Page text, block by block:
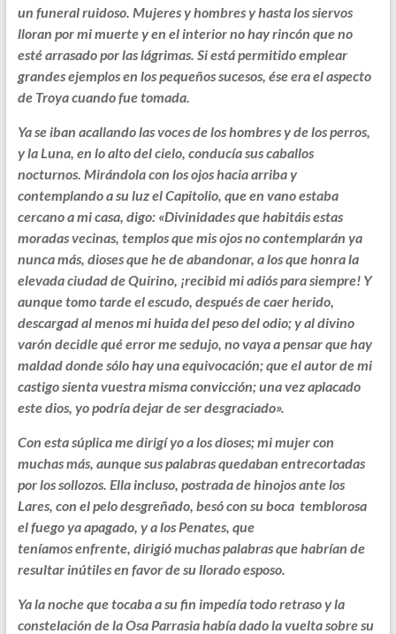
un funeral ruidoso. Mujeres y hombres y hasta los siervos
lloran por mi muerte y en el interior no hay rincón que no
esté arrasado por las lágrimas. Si está permitido emplear
grandes ejemplos en los pequeños sucesos, ése era el aspecto
de Troya cuando fue tomada.
Ya se iban acallando las voces de los hombres y de los perros,
y la Luna, en lo alto del cielo, conducía sus caballos
nocturnos. Mirándola con los ojos hacia arriba y
contemplando a su luz el Capitolio, que en vano estaba
cercano a mi casa, digo: «Divinidades que habitáis estas
moradas vecinas, templos que mis ojos no contemplarán ya
nunca más, dioses que he de abandonar, a los que honra la
elevada ciudad de Quirino, ¡recibid mi adiós para siempre! Y
aunque tomo tarde el escudo, después de caer herido,
descargad al menos mi huida del peso del odio; y al divino
varón decidle qué error me sedujo, no vaya a pensar que hay
maldad donde sólo hay una equivocación; que el autor de mi
castigo sienta vuestra misma convicción; una vez aplacado
este dios, yo podría dejar de ser desgraciado».
Con esta súplica me dirigí yo a los dioses; mi mujer con
muchas más, aunque sus palabras quedaban entrecortadas
por los sollozos. Ella incluso, postrada de hinojos ante los
Lares, con el pelo desgreñado, besó con su boca temblorosa
el fuego ya apagado, y a los Penates, que
teníamos enfrente, dirigió muchas palabras que habrían de
resultar inútiles en favor de su llorado esposo.
Ya la noche que tocaba a su fin impedía todo retraso y la
constelación de la Osa Parrasia había dado la vuelta sobre su